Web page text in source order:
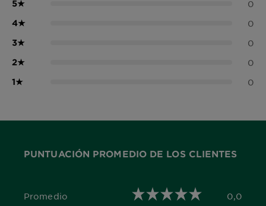
5★ 0
4★ 0
3★ 0
2★ 0
1★ 0
PUNTUACIÓN PROMEDIO DE LOS CLIENTES
Promedio
0,0 out of 5 stars 0,0